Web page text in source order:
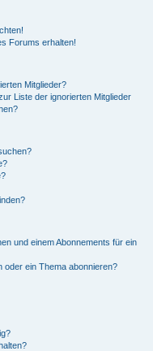
Forums erhalten!
Mitglieder?
Liste der ignorierten Mitglieder
und einem Abonnements für ein
oder ein Thema abonnieren?